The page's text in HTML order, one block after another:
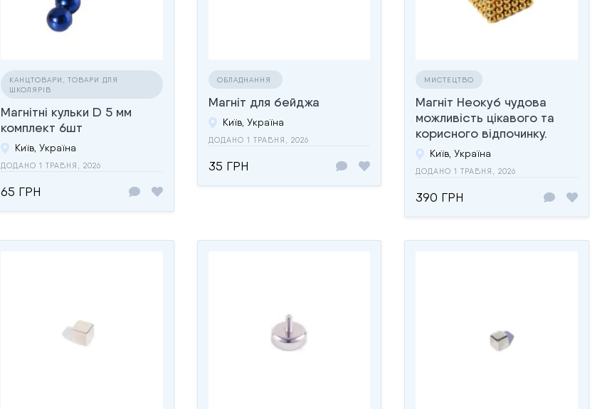
КАНЦТОВАРИ, ТОВАРИ ДЛЯ
ШКОЛЯРІВ
Магнітні кульки D 5 мм
комплект 6шт
Київ, Україна
ДОДАНО 1 ТРАВНЯ, 2026
65 ГРН
ОБЛАДНАННЯ
Магніт для бейджа
Київ, Україна
ДОДАНО 1 ТРАВНЯ, 2026
35 ГРН
МИСТЕЦТВО
Магніт Неокуб чудова
можливість цікавого та
корисного відпочинку.
Київ, Україна
ДОДАНО 1 ТРАВНЯ, 2026
390 ГРН